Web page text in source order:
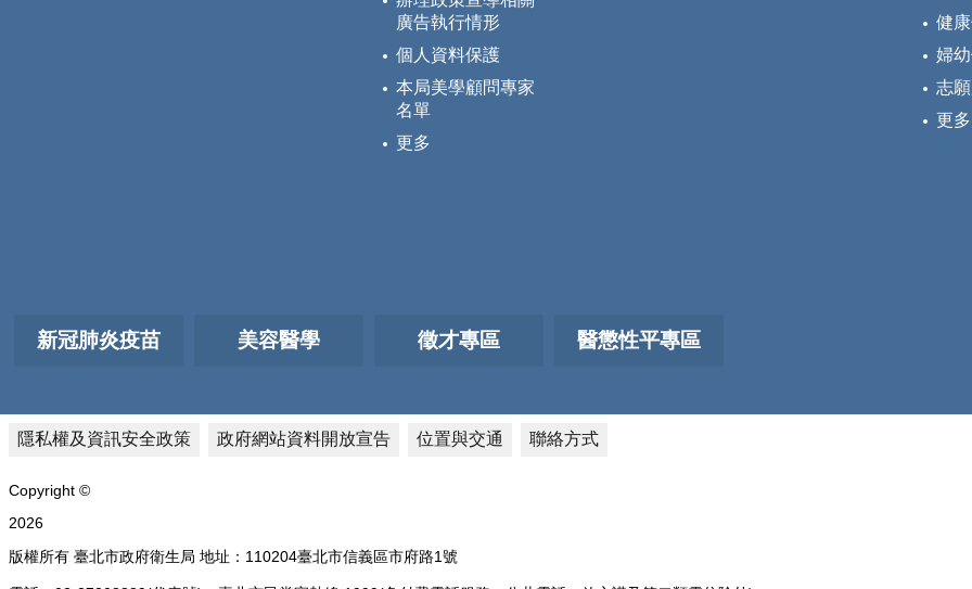
廣告執行情形
個人資料保護
本局美學顧問專家
名單
更多
健
婦
志
更多
新冠肺炎疫苗 美容醫學 徵才專區 醫懲性平專區
隱私權及資訊安全政策 政府網站資料開放宣告 位置與交通 聯絡方式
Copyright ©
2026
版權所有 臺北市政府衛生局 地址：110204臺北市信義區市府路1號